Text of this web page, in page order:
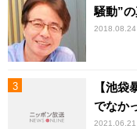
騒動”
2018.08.24
【池袋
でなか
2021.06.21